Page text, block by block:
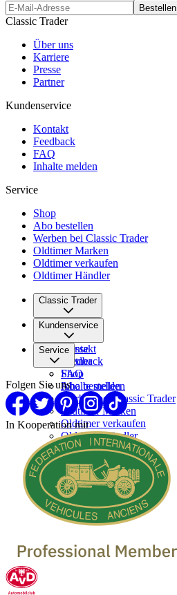
Bestellen
Classic Trader
Über uns
Karriere
Presse
Partner
Kundenservice
Kontakt
Feedback
FAQ
Inhalte melden
Service
Shop
Abo bestellen
Werben bei Classic Trader
Oldtimer Marken
Oldtimer verkaufen
Oldtimer Händler
Classic Trader
Über uns
Karriere
Presse
Partner
Kundenservice
Kontakt
Feedback
FAQ
Inhalte melden
Service
Shop
Abo bestellen
Werben bei Classic Trader
Oldtimer Marken
Oldtimer verkaufen
Oldtimer Händler
Folgen Sie uns
In Kooperation mit